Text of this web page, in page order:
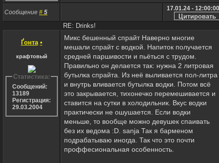
Сообщение # 5
17.01.24 - 12:00:00
RE: Drinks!
Ґонта •
крафтовый
Статистика:
Сообщений:
13189
Регистрация:
29.03.2004
Микс бешенный спрайт Наверно многие
мешали спрайт с водкой. Напиток получается
средней паршивости и пьёться с трудом.
Правильно он делается так: нужна 2 литровая
бутылка спрайта. Из неё выливается пол-литра
и внутрь вливается бутылка водки. Потом всё
это закрывается, тихонечко перемешивается и
ставится на сутки в холодильник. Вкус водки
практически не ошушается. Если водки
меньше, то вообще можно девушек спаивать
без их ведома :D. sanja Так я барменом
подрабатываю иногда. Так что это почти
проффесиональная особенность.